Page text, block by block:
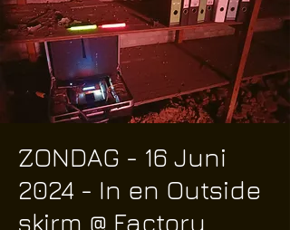
ZONDAG - 16 Juni
2024 - In en Outside
skirm @ Factory